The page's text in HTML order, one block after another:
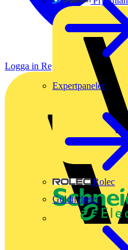
Rolec
Expertpaneler
Guldnyheter
Logga in Registrera dig